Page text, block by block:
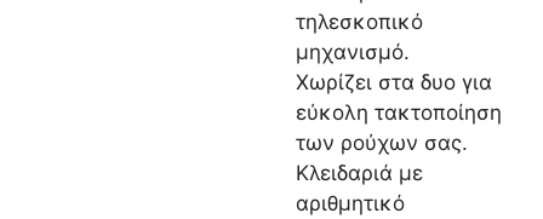
τηλεσκοπικό
μηχανισμό.
Χωρίζει στα δυο για
εύκολη τακτοποίηση
των ρούχων σας.
Κλειδαριά με
αριθμητικό